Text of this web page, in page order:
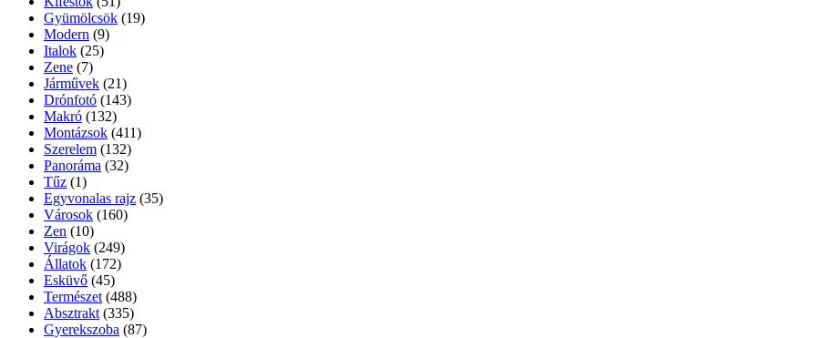
Gyümölcsök (19)
Modern (9)
Italok (25)
Zene (7)
Járművek (21)
Drónfotó (143)
Makró (132)
Montázsok (411)
Szerelem (132)
Panoráma (32)
Tűz (1)
Egyvonalas rajz (35)
Városok (160)
Zen (10)
Virágok (249)
Állatok (172)
Esküvő (45)
Természet (488)
Absztrakt (335)
Gyerekszoba (87)